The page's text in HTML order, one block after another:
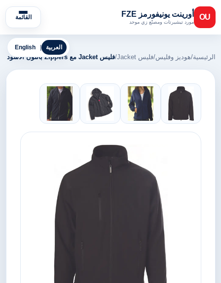
OU أورينت يونيفورمز FZE
مورد تيشيرتات ومصنّع زي موحد
القائمة
English العربية
الرئيسية/هوديز وفليس/فليس Jacket /فليس Jacket مع Zippers باللون الأسود